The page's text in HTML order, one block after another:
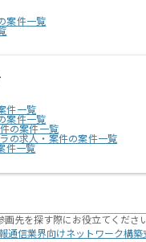
案件一覧
件一覧
案件一覧
の案件一覧
の求人・案件の案件一覧
件一覧
画先を探す際にお役立てくださ
通信業界向けネットワーク構築